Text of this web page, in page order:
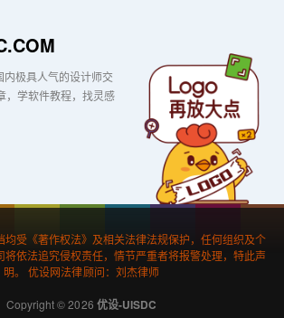
极具人气的设计师交
，学软件教程，找灵感
均受《著作权法》及相关法律法规保护，任何组织及个
将依法追究侵权责任，情节严重者将报警处理，特此声
明。 优设网法律顾问：刘杰律师
Copyright © 2026 优设-UISDC